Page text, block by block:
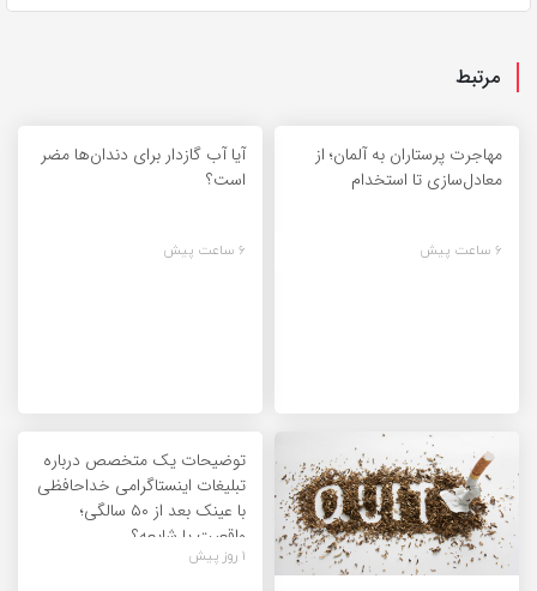
مرتبط
مهاجرت پرستاران به آلمان؛ از
معادل‌سازی تا استخدام
6 ساعت پیش
آیا آب گازدار برای دندان‌ها مضر
است؟
6 ساعت پیش
توضیحات یک متخصص درباره
تبلیغات اینستاگرامی خداحافظی
با عینک بعد از ۵۰ سالگی؛
واقعیت یا شایعه؟
1 روز پیش